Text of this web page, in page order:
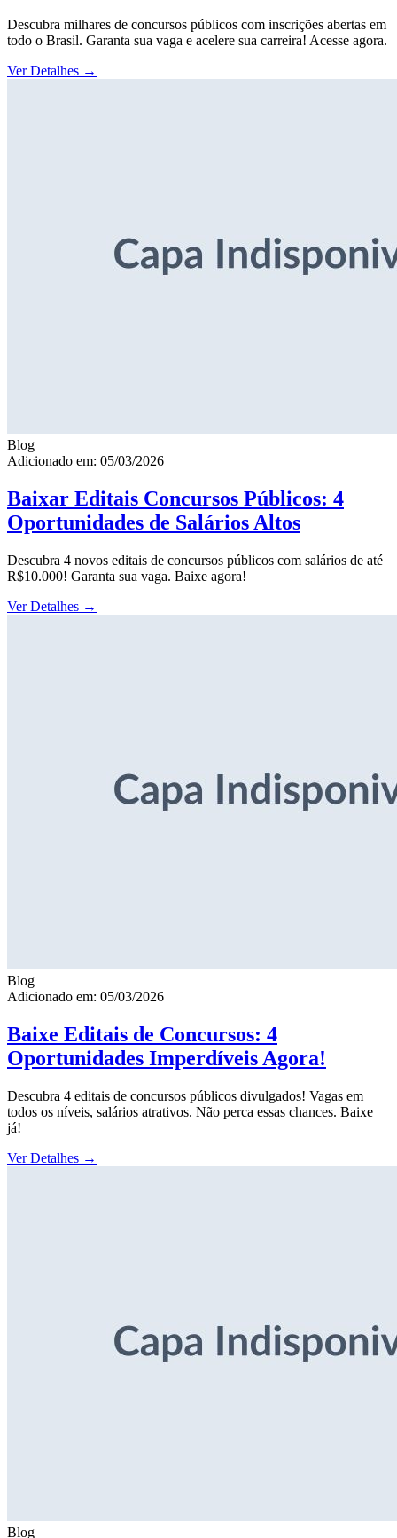
Descubra milhares de concursos públicos com inscrições abertas em
todo o Brasil. Garanta sua vaga e acelere sua carreira! Acesse agora.
Ver Detalhes →
Blog
Adicionado em: 05/03/2026
Baixar Editais Concursos Públicos: 4
Oportunidades de Salários Altos
Descubra 4 novos editais de concursos públicos com salários de até
R$10.000! Garanta sua vaga. Baixe agora!
Ver Detalhes →
Blog
Adicionado em: 05/03/2026
Baixe Editais de Concursos: 4
Oportunidades Imperdíveis Agora!
Descubra 4 editais de concursos públicos divulgados! Vagas em
todos os níveis, salários atrativos. Não perca essas chances. Baixe
já!
Ver Detalhes →
Blog